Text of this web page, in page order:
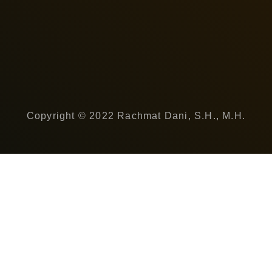
Copyright © 2022 Rachmat Dani, S.H., M.H.